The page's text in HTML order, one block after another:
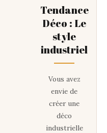
Tendance
Déco : Le
style
industriel
Vous avez
envie de
créer une
déco
industrielle